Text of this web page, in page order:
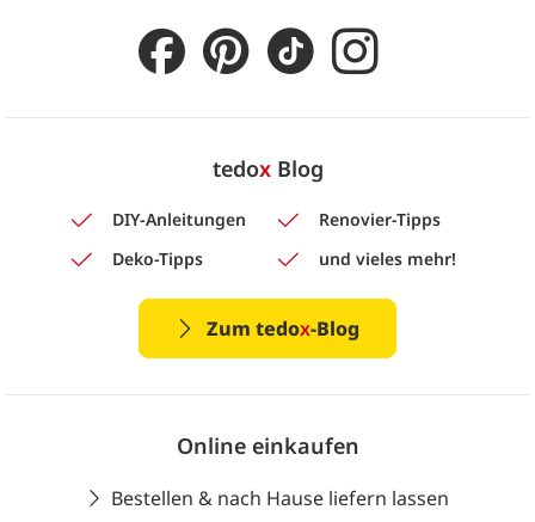
tedoxBlog
DIY-Anleitungen
Renovier-Tipps
Deko-Tipps
und vieles mehr!
Zum tedox-Blog
Online einkaufen
Bestellen & nach Hause liefern lassen